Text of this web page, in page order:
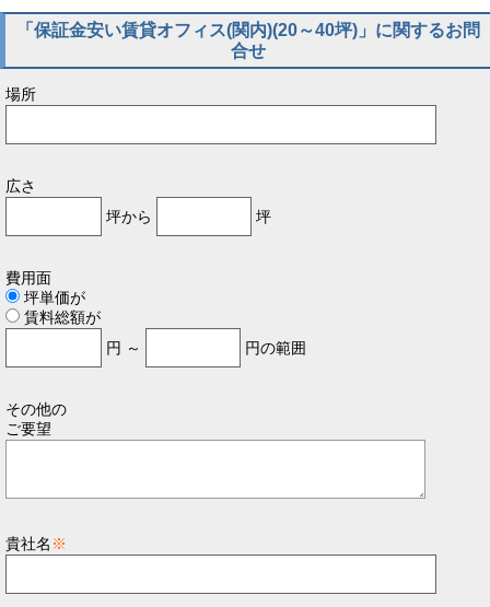
「保証金安い賃貸オフィス(関内)(20～40坪)」に関するお問
合せ
場所
広さ
坪から
坪
費用面
坪単価が
賃料総額が
円 ～
円の範囲
その他の
ご要望
貴社名 ※